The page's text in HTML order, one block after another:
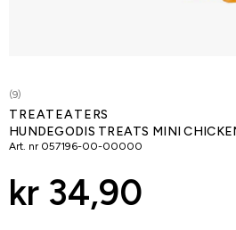
(9)
TREATEATERS
HUNDEGODIS TREATS MINI
Art. nr 057196-00-00000
kr 34,90